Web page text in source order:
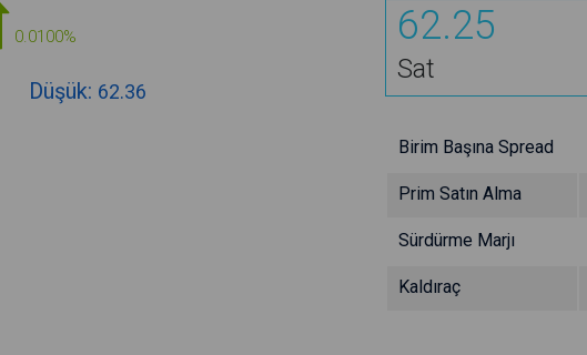
0.0100%
Düşük: 62.36
62.25
Sat
Birim Başına Spread
Prim Satın Alma
Sürdürme Marjı
Kaldıraç